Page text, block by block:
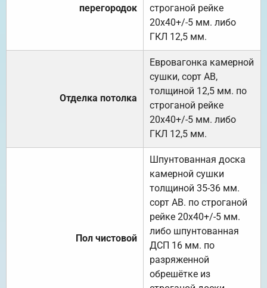
перегородок
строганой рейке
20х40+/-5 мм. либо
ГКЛ 12,5 мм.
Отделка потолка
Евровагонка камерной
сушки, сорт АВ,
толщиной 12,5 мм. по
строганой рейке
20х40+/-5 мм. либо
ГКЛ 12,5 мм.
Пол чистовой
Шпунтованная доска
камерной сушки
толщиной 35-36 мм.
сорт АВ. по строганой
рейке 20х40+/-5 мм.
либо шпунтованная
ДСП 16 мм. по
разряженной
обрешётке из